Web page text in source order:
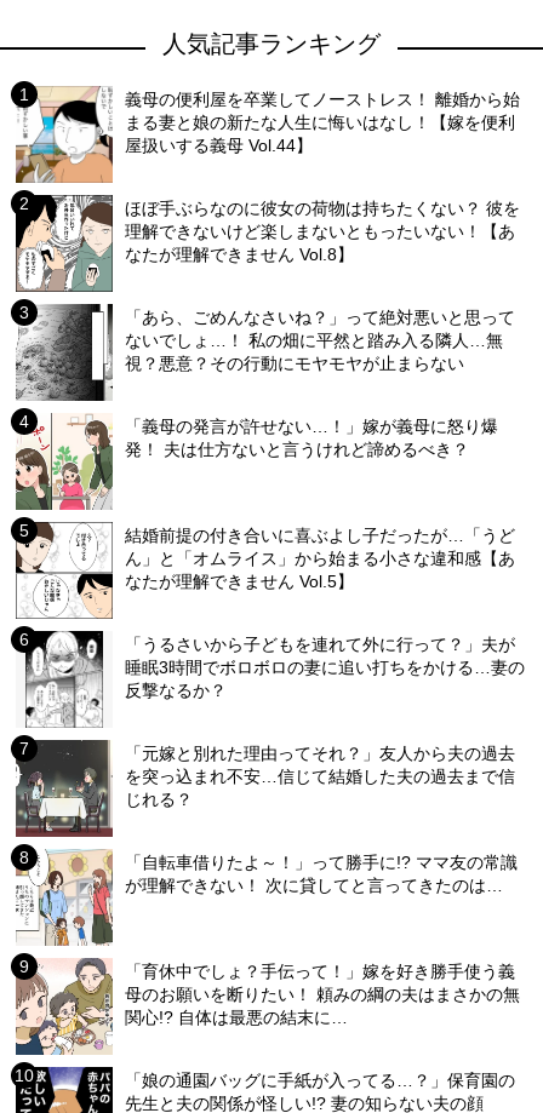
人気記事ランキング
義母の便利屋を卒業してノーストレス！ 離婚から始
まる妻と娘の新たな人生に悔いはなし！【嫁を便利
屋扱いする義母 Vol.44】
ほぼ手ぶらなのに彼女の荷物は持ちたくない？ 彼を
理解できないけど楽しまないともったいない！【あ
なたが理解できません Vol.8】
「あら、ごめんなさいね？」って絶対悪いと思って
ないでしょ…！ 私の畑に平然と踏み入る隣人…無
視？悪意？その行動にモヤモヤが止まらない
「義母の発言が許せない…！」嫁が義母に怒り爆
発！ 夫は仕方ないと言うけれど諦めるべき？
結婚前提の付き合いに喜ぶよし子だったが…「うど
ん」と「オムライス」から始まる小さな違和感【あ
なたが理解できません Vol.5】
「うるさいから子どもを連れて外に行って？」夫が
睡眠3時間でボロボロの妻に追い打ちをかける…妻の
反撃なるか？
「元嫁と別れた理由ってそれ？」友人から夫の過去
を突っ込まれ不安…信じて結婚した夫の過去まで信
じれる？
「自転車借りたよ～！」って勝手に!? ママ友の常識
が理解できない！ 次に貸してと言ってきたのは…
「育休中でしょ？手伝って！」嫁を好き勝手使う義
母のお願いを断りたい！ 頼みの綱の夫はまさかの無
関心!? 自体は最悪の結末に…
「娘の通園バッグに手紙が入ってる…？」保育園の
先生と夫の関係が怪しい!? 妻の知らない夫の顔